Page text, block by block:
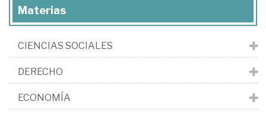
Materias
CIENCIAS SOCIALES
DERECHO
ECONOMÍA